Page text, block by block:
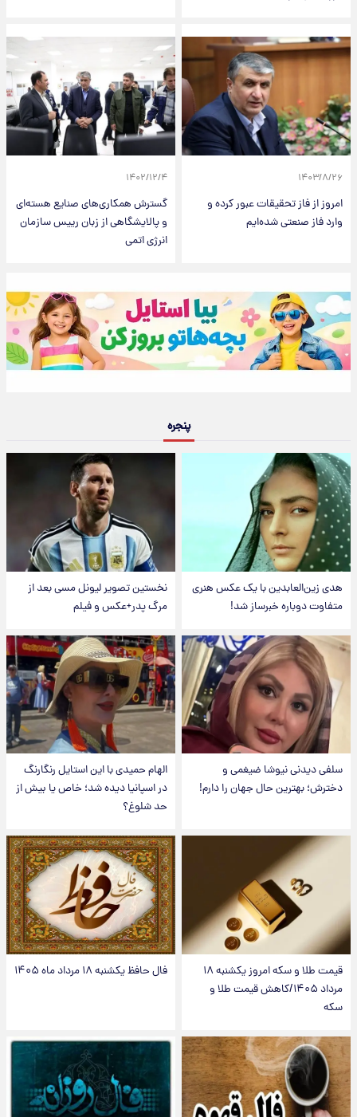
۱۴۰۳/۸/۲۶
امروز از فاز تحقیقات عبور کرده و
وارد فاز صنعتی شده‌ایم
۱۴۰۲/۱۲/۴
گسترش همکاری‌های صنایع هسته‌ای
و پالایشگاهی از زبان رییس سازمان
انرژی اتمی
پنجره
هدی زین‌العابدین با یک عکس هنری
متفاوت دوباره خبرساز شد!
نخستین تصویر لیونل مسی بعد از
مرگ پدر+عکس و فیلم
سلفی دیدنی نیوشا ضیغمی و
دخترش؛ بهترین حال جهان را دارم!
الهام حمیدی با این استایل رنگارنگ
در اسپانیا دیده شد؛ خاص یا بیش از
حد شلوغ؟
قیمت طلا و سکه امروز یکشنبه ۱۸
مرداد ۱۴۰۵/کاهش قیمت طلا و
سکه
فال حافظ یکشنبه ۱۸ مرداد ماه ۱۴۰۵